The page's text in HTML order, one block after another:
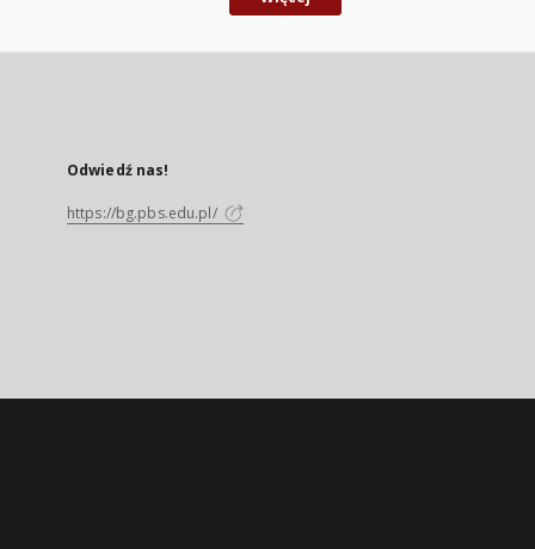
Odwiedź nas!
https://bg.pbs.edu.pl/